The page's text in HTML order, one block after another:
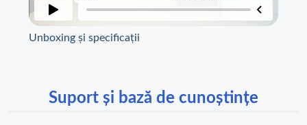
Unboxing și specificații
Suport și bază de cunoștințe